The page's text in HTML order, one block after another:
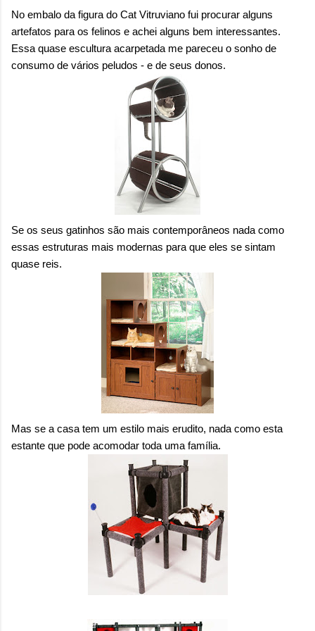
onde queremos envelhecer? A resposta da
maioria das p...
No embalo da figura do Cat Vitruviano fui procurar alguns
artefatos para os felinos e achei alguns bem interessantes.
Essa quase escultura acarpetada me pareceu o sonho de
consumo de vários peludos - e de seus donos.
Se os seus gatinhos são mais contemporâneos nada como
essas estruturas mais modernas para que eles se sintam
quase reis.
Mas se a casa tem um estilo mais erudito, nada como esta
estante que pode acomodar toda uma família.